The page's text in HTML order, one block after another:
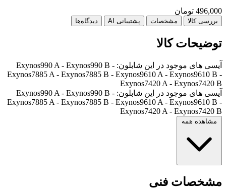
496,000 تومان
بررسی کالا مشخصات پشتیبانی AI دیدگاه‌ها
توضیحات کالا
آیسی های موجود در این شابلون: Exynos990 A - Exynos990 B -
Exynos7885 A - Exynos7885 B - Exynos9610 A - Exynos9610 B -
Exynos7420 A - Exynos7420 B
آیسی های موجود در این شابلون: Exynos990 A - Exynos990 B -
Exynos7885 A - Exynos7885 B - Exynos9610 A - Exynos9610 B -
Exynos7420 A - Exynos7420 B
مشاهده همه
مشخصات فنی